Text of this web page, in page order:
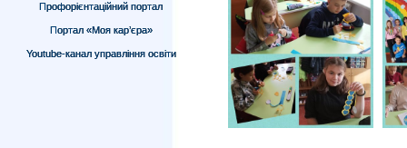
Профорієнтаційний портал
Портал «Моя кар’єра»
Youtube-канал управління освіти